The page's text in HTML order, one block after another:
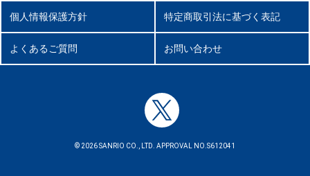
個人情報保護方針 特定商取引法に基づく表記
よくあるご質問 お問い合わせ
© 2026 SANRIO CO., LTD. APPROVAL NO.S612041